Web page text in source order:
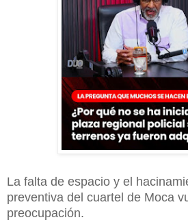
La falta de espacio y el
preventiva del cuartel de Moca
preocupación.